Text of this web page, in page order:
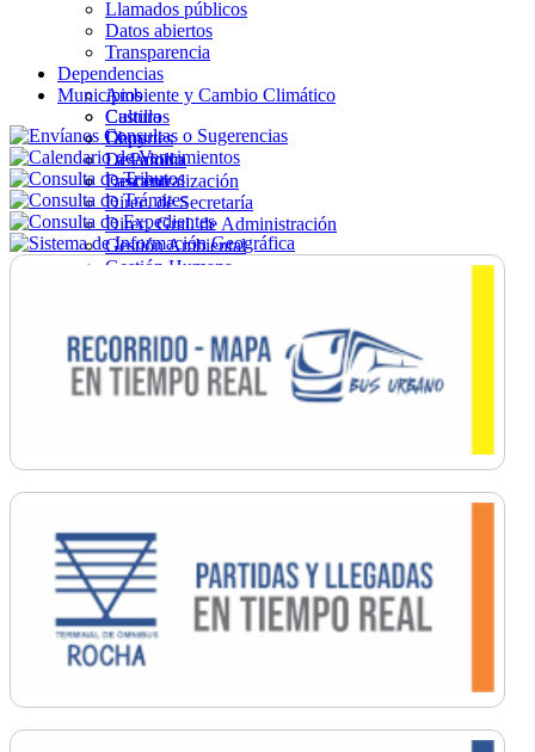
Llamados públicos
Datos abiertos
Transparencia
Dependencias
Ambiente y Cambio Climático
Cultura
Deportes
Desarrollo
Descentralización
Direc. de Secretaría
Direc. Gral. de Administración
Gestión Ambiental
Gestión Humana
Ordenamiento
Promoción Social
Salud
Secretaría General
Municipios
Castillos
Chuy
La Paloma
Lascano